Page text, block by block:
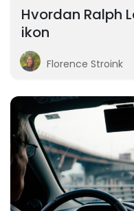
Hvordan Ralph
ikon
Florence Stroink